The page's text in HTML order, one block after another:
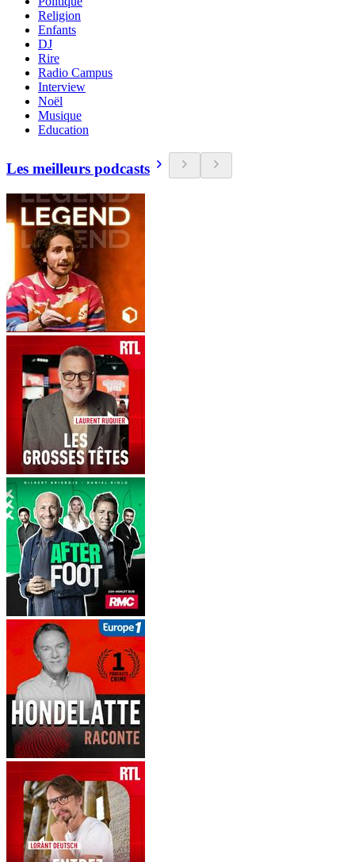
Religion
Enfants
DJ
Rire
Radio Campus
Interview
Noël
Musique
Education
Les meilleurs podcasts